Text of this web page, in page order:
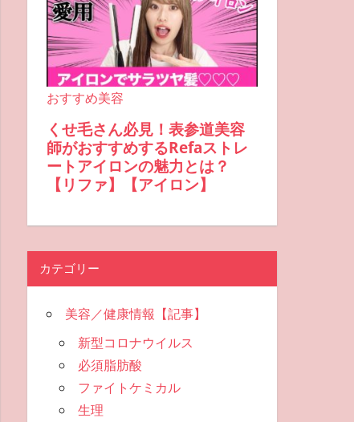
カテゴリー
美容／健康情報【記事】
新型コロナウイルス
必須脂肪酸
ファイトケミカル
生理